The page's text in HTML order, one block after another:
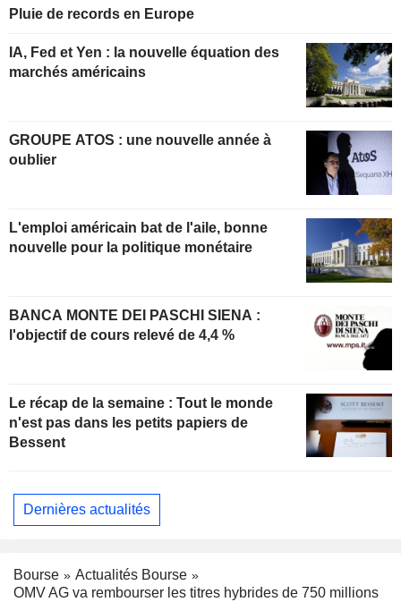
Pluie de records en Europe
IA, Fed et Yen : la nouvelle équation des
marchés américains
GROUPE ATOS : une nouvelle année à
oublier
L'emploi américain bat de l'aile, bonne
nouvelle pour la politique monétaire
BANCA MONTE DEI PASCHI SIENA :
l'objectif de cours relevé de 4,4 %
Le récap de la semaine : Tout le monde
n'est pas dans les petits papiers de
Bessent
Dernières actualités
Bourse
Actualités Bourse
OMV AG va rembourser les titres hybrides de 750 millions